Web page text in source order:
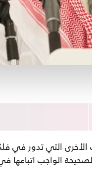
الأخرى التي تدور في
الواجب اتباعها